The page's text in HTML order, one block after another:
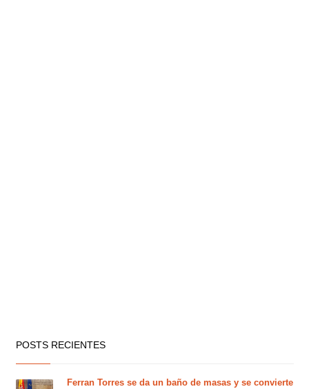
POSTS RECIENTES
Ferran Torres se da un baño de masas y se convierte